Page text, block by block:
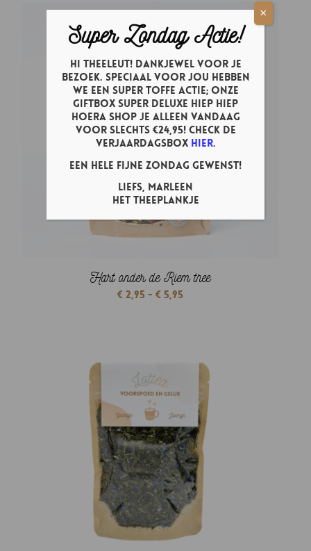
€ 5,95
Hart onder de Riem thee
€ 2,95 - € 5,95Prijsklasse:
Super Zondag Actie!
Hi theeleut! Dankjewel voor je
bezoek. Speciaal voor jou hebben
we een super toffe actie; onze
Giftbox Super Deluxe Hiep Hiep
Hoera shop je ALLEEN vandaag
voor slechts €24,95! Check de
verjaardagsbox hier.
Een hele fijne zondag gewenst!
Liefs, Marleen
Het Theeplankje
×